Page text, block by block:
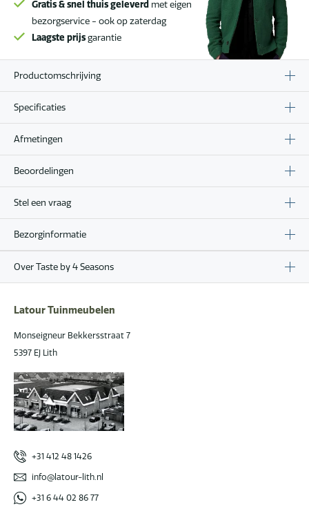
Gratis & snel thuis geleverd met eigen
bezorgservice - ook op zaterdag
Laagste prijsgarantie
Productomschrijving
Specificaties
Afmetingen
Beoordelingen
Stel een vraag
Bezorginformatie
Over Taste by 4 Seasons
Latour Tuinmeubelen
Monseigneur Bekkersstraat 7
5397 EJ Lith
+31 412 48 1426
info@latour-lith.nl
+31 6 44 02 86 77